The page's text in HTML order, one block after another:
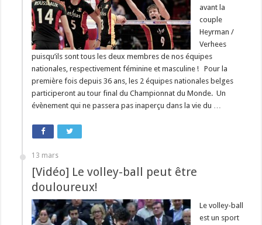
avant la
couple
Heyrman /
Verhees
puisqu’ils sont tous les deux membres de nos équipes
nationales, respectivement féminine et masculine ! Pour la
première fois depuis 36 ans, les 2 équipes nationales belges
participeront au tour final du Championnat du Monde. Un
évènement qui ne passera pas inaperçu dans la vie du …
13 mars
[Vidéo] Le volley-ball peut être
douloureux!
Le volley-ball
est un sport